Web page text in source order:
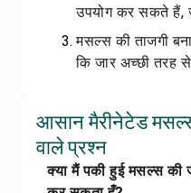
उपयोग कर सकते हैं,
मसल्स की ताजगी
कि जार अच्छी तरह
आसान मैरीनेटेड
वाले प्रश्न
क्या मैं पकी हुई मसल्स की